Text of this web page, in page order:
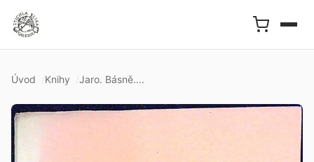
Úvod Knihy Jaro. Básně....